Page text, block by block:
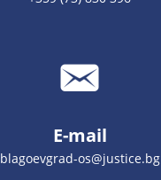
E-mail
blagoevgrad-os@justice.bg